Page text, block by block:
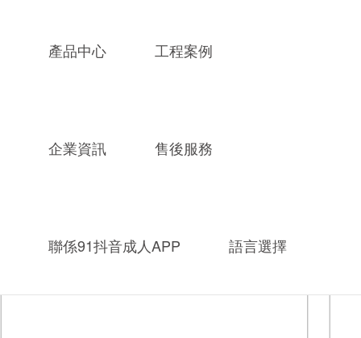
產品中心 工程案例
企業資訊 售後服務
聯係91抖音成人APP 語言選擇
“成人APP抖音處燈具”搜索結果